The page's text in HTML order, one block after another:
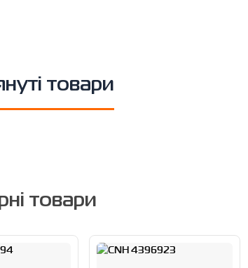
товари
товари